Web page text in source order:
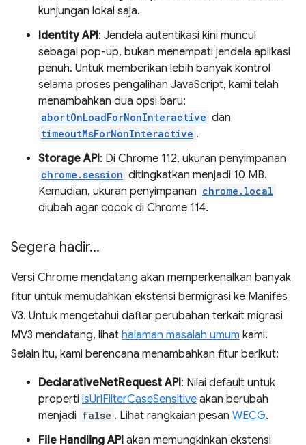
kunjungan lokal saja.
Identity API: Jendela autentikasi kini muncul
sebagai pop-up, bukan menempati jendela aplikasi
penuh. Untuk memberikan lebih banyak kontrol
selama proses pengalihan JavaScript, kami telah
menambahkan dua opsi baru:
abortOnLoadForNonInteractive dan
timeoutMsForNonInteractive .
Storage API: Di Chrome 112, ukuran penyimpanan
chrome.session ditingkatkan menjadi 10 MB.
Kemudian, ukuran penyimpanan chrome.local
diubah agar cocok di Chrome 114.
Segera hadir...
Versi Chrome mendatang akan memperkenalkan banyak
fitur untuk memudahkan ekstensi bermigrasi ke Manifes
V3. Untuk mengetahui daftar perubahan terkait migrasi
MV3 mendatang, lihat halaman masalah umum kami.
Selain itu, kami berencana menambahkan fitur berikut:
DeclarativeNetRequest API: Nilai default untuk
properti isUrlFilterCaseSensitive akan berubah
menjadi false . Lihat rangkaian pesan WECG.
File Handling API akan memungkinkan ekstensi